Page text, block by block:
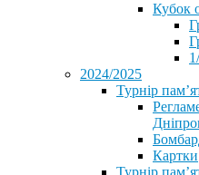
Кубок
2024/2025
Турнір
Картки
Турнір